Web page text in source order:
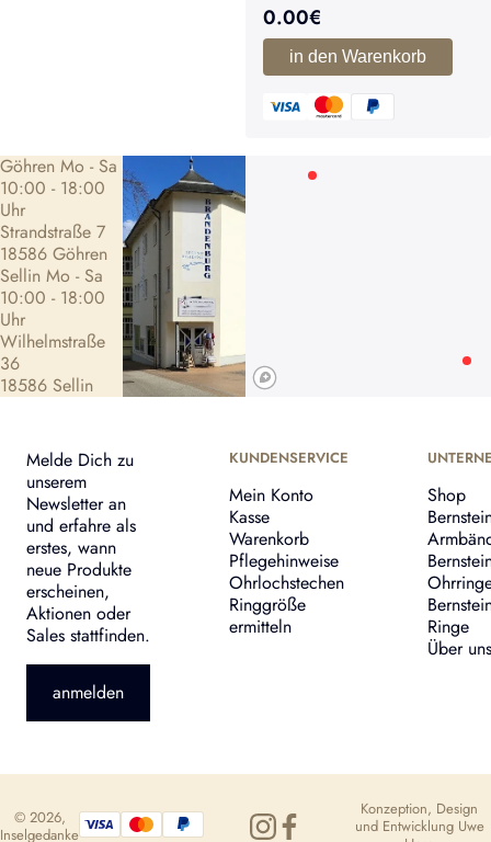
0.00€
in den Warenkorb
Göhren Mo - Sa
10:00 - 18:00
Uhr
Strandstraße 7
18586 Göhren
Sellin Mo - Sa
10:00 - 18:00
Uhr
Wilhelmstraße
36
18586 Sellin
Melde Dich zu
unserem
Newsletter an
und erfahre als
erstes, wann
neue Produkte
erscheinen,
Aktionen oder
Sales stattfinden.
anmelden
KUNDENSERVICE
Mein Konto
Kasse
Warenkorb
Pflegehinweise
Ohrlochstechen
Ringgröße
ermitteln
Shop
Ringe
Über uns
© 2026,
Inselgedanke
Konzeption, Design
und Entwicklung Uwe